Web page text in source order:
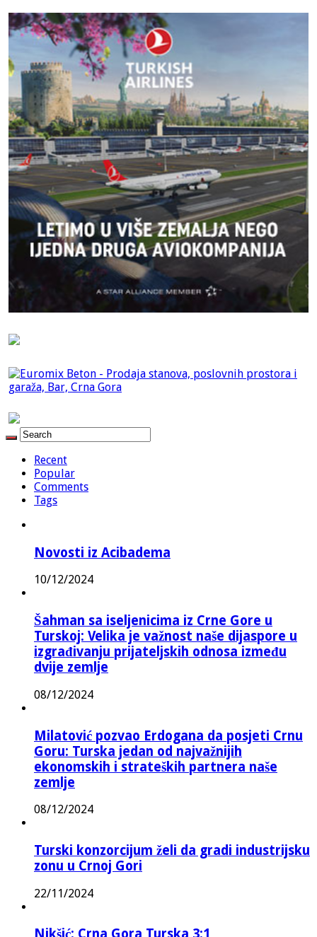
Recent
Popular
Comments
Tags
Novosti iz Acibadema
10/12/2024
Šahman sa iseljenicima iz Crne Gore u
Turskoj: Velika je važnost naše dijaspore u
izgrađivanju prijateljskih odnosa između
dvije zemlje
08/12/2024
Milatović pozvao Erdogana da posjeti Crnu
Goru: Turska jedan od najvažnijih
ekonomskih i strateških partnera naše
zemlje
08/12/2024
Turski konzorcijum želi da gradi industrijsku
zonu u Crnoj Gori
22/11/2024